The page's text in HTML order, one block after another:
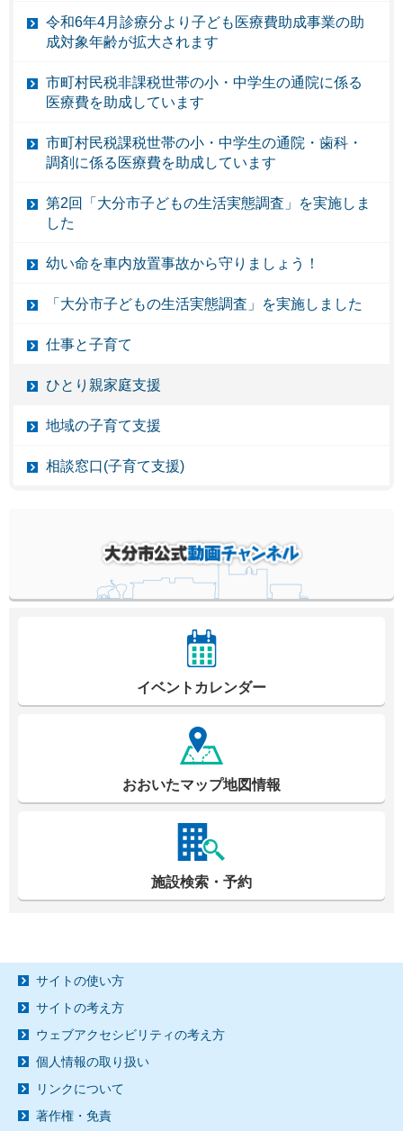
令和6年4月診療分より子ども医療費助成事業の助
成対象年齢が拡大されます
市町村民税非課税世帯の小・中学生の通院に係る
医療費を助成しています
市町村民税課税世帯の小・中学生の通院・歯科・
調剤に係る医療費を助成しています
第2回「大分市子どもの生活実態調査」を実施しま
した
幼い命を車内放置事故から守りましょう！
「大分市子どもの生活実態調査」を実施しました
仕事と子育て
ひとり親家庭支援
地域の子育て支援
相談窓口(子育て支援)
イベントカレンダー
おおいたマップ地図情報
施設検索・予約
サイトの使い方
サイトの考え方
ウェブアクセシビリティの考え方
個人情報の取り扱い
リンクについて
著作権・免責